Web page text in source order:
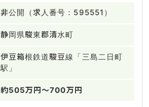
非公開（求人番号：595551）
静岡県駿東郡清水町
伊豆箱根鉄道駿豆線「三島二日町
駅」
約505万円～700万円